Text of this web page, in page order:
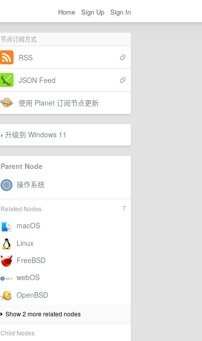
Home Sign Up Sign In
节点订阅方式
RSS
JSON Feed
使用 Planet 订阅节点更新
› 升级到 Windows 11
Parent Node
7
Related Nodes
Show 2 more related nodes
Child Nodes